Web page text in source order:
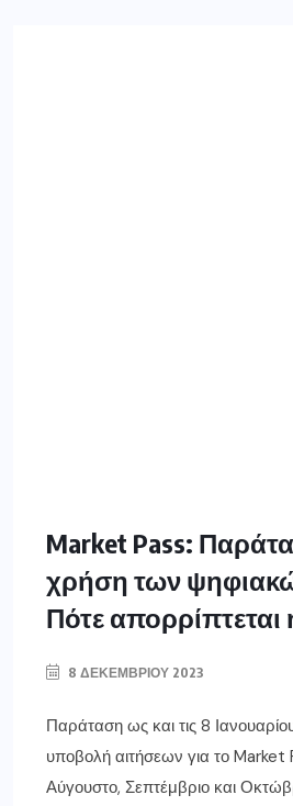
Market Pass:
χρήση των
Πότε απορρίπτεται
8 ΔΕΚΕΜΒΡΊΟΥ 2023
Παράταση ως και τις 8
υποβολή αιτήσεων για το Market
Αύγουστο, Σεπτέμβριο και